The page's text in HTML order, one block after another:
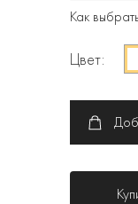
Как
Цвет: